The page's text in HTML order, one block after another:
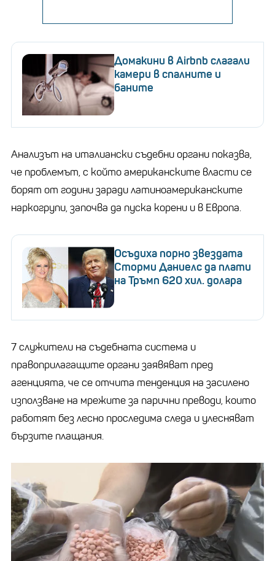
Домакини в Airbnb слагали
камери в спалните и
баните
Анализът на италиански съдебни органи показва,
че проблемът, с който американските власти се
борят от години заради латиноамериканските
наркогрупи, започва да пуска корени и в Европа.
Осъдиха порно звездата
Сторми Даниелс да плати
на Тръмп 620 хил. долара
7 служители на съдебната система и
правоприлагащите органи заявяват пред
агенцията, че се отчита тенденция на засилено
използване на мрежите за парични преводи, които
работят без лесно проследима следа и улесняват
бързите плащания.